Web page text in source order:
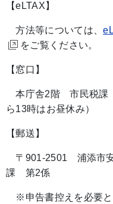
【eLTAX】
方法等については、
をご覧ください。
【窓口】
本庁舎2階 市民税課
ら13時はお昼休み）
【郵送】
〒901-2501 浦添市
課 第2係
※申告書控えを必要と